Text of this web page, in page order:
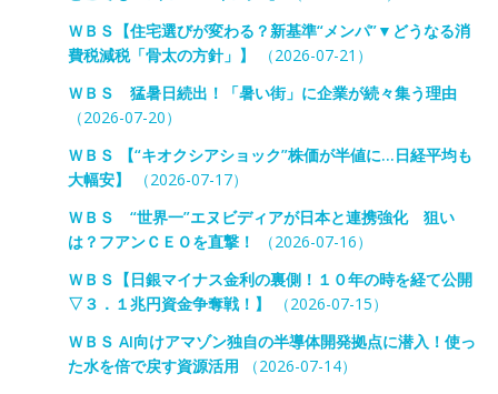
ＷＢＳ【住宅選びが変わる？新基準“メンパ”▼どうなる消
費税減税「骨太の方針」】
（2026-07-21）
ＷＢＳ 猛暑日続出！「暑い街」に企業が続々集う理由
（2026-07-20）
ＷＢＳ 【“キオクシアショック”株価が半値に…日経平均も
大幅安】
（2026-07-17）
ＷＢＳ “世界一”エヌビディアが日本と連携強化 狙い
は？フアンＣＥＯを直撃！
（2026-07-16）
ＷＢＳ【日銀マイナス金利の裏側！１０年の時を経て公開
▽３．１兆円資金争奪戦！】
（2026-07-15）
ＷＢＳ AI向けアマゾン独自の半導体開発拠点に潜入！使っ
た水を倍で戻す資源活用 （2026-07-14）